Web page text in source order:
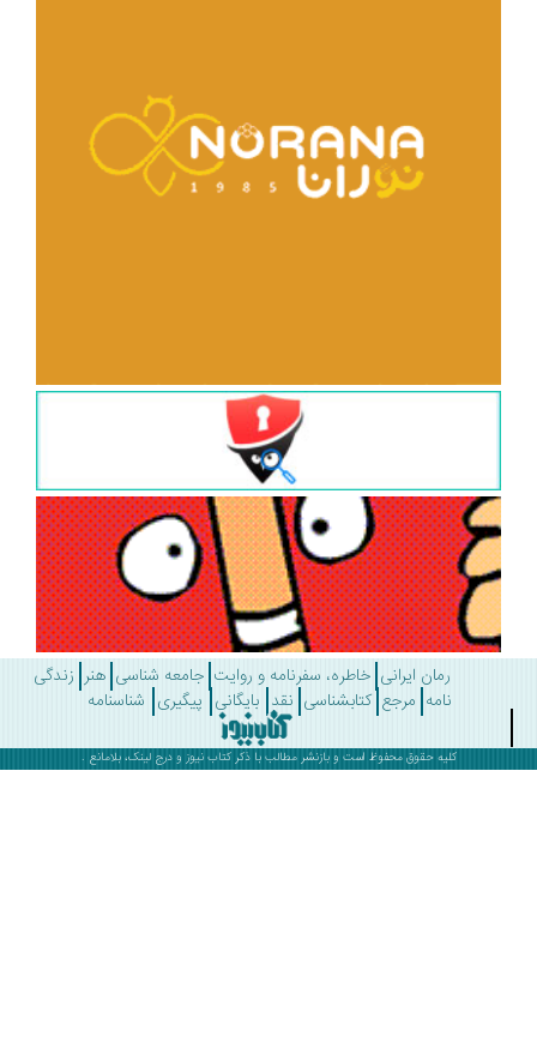
رمان ایرانی خاطره، سفرنامه و روایت جامعه شناسی هنر زندگی
مرجع کتابشناسی نقد بایگانی پیگیری شناسنامه
کلیه حقوق محفوظ است و بازنشر مطالب با ذکرکتاب نیوز و درج لینک، بلامانع .